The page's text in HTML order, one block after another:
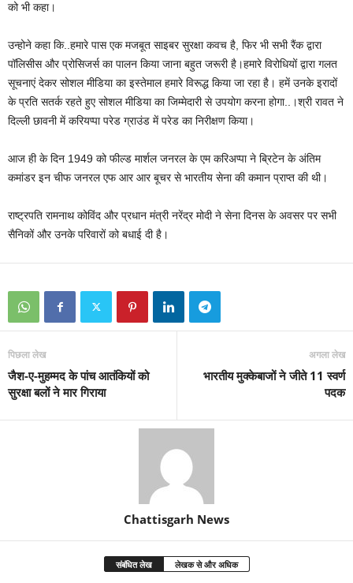
को भी कहा।
उन्होने कहा कि..हमारे पास एक मजबूत साइबर सुरक्षा कवच है, फिर भी सभी रैंक द्वारा
पॉलिसीस और प्रोसिजर्स का पालन किया जाना बहुत जरूरी है।हमारे विरोधियों द्वारा गलत
सूचनाएं देकर सोशल मीडिया का इस्तेमाल हमारे विरूद्ध किया जा रहा है। हमें उनके इरादों
के प्रति सतर्क रहते हुए सोशल मीडिया का जिम्मेदारी से उपयोग करना होगा..।श्री रावत ने
दिल्ली छावनी में करियप्पा परेड ग्राउंड में परेड का निरीक्षण किया।
आज ही के दिन 1949 को फील्ड मार्शल जनरल के एम करिअप्पा ने ब्रिटेन के अंतिम
कमांडर इन चीफ जनरल एफ आर आर बूचर से भारतीय सेना की कमान प्राप्त की थी।
राष्ट्रपति रामनाथ कोविंद और प्रधान मंत्री नरेंद्र मोदी ने सेना दिनस के अवसर पर सभी
सैनिकों और उनके परिवारों को बधाई दी है।
पिछला लेख
जैश-ए-मुहम्मद के पांच आतंकियों को
सुरक्षा बलों ने मार गिराया
अगला लेख
भारतीय मुक्केबाजों ने जीते 11 स्वर्ण
पदक
Chattisgarh News
संबंधित लेख लेखक से और अधिक